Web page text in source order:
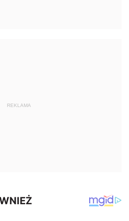
REKLAMA